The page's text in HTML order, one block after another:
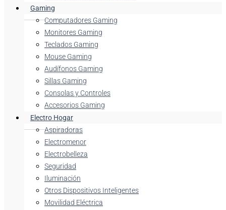
Gaming
Computadores Gaming
Monitores Gaming
Teclados Gaming
Mouse Gaming
Audífonos Gaming
Sillas Gaming
Consolas y Controles
Accesorios Gaming
Electro Hogar
Aspiradoras
Electromenor
Electrobelleza
Seguridad
Iluminación
Otros Dispositivos Inteligentes
Movilidad Eléctrica